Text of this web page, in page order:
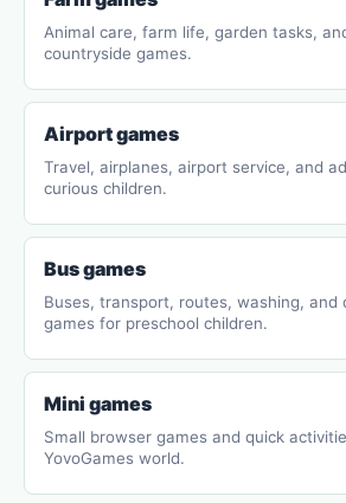
Animal care, farm life, garden tasks,
countryside games.
Airport games
Travel, airplanes, airport service, and
curious children.
Bus games
Buses, transport, routes, washing, and
games for preschool children.
Mini games
Small browser games and quick
YovoGames world.